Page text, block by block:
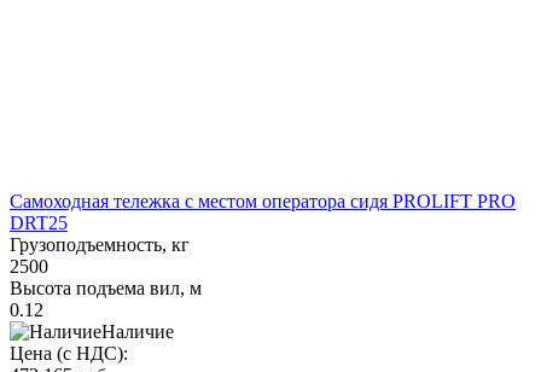
Самоходная тележка с местом оператора сидя PROLIFT PRO
DRT25
Грузоподъемность, кг
2500
Высота подъема вил, м
0.12
Наличие
Цена (с НДС):